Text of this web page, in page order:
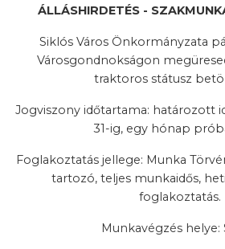
ÁLLÁSHIRDETÉS -
Siklós Város Önkormányzata
Városgondnokságon
traktoros státusz
Jogviszony időtartama: határozott
31-ig, egy hónap
Foglakoztatás jellege: Munka
tartozó, teljes munkaidős,
foglakoztatás.
Munkavégzés helye: